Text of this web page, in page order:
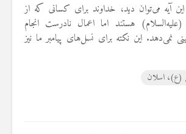
آیه می‌توان دید، خداوند برای کسانی که از
(علیه‌السلام) هستند اما اعمال نادرست انجام
نمی‌دهد. این نکته برای نسل‌های پیامبر ما نیز
اسلان